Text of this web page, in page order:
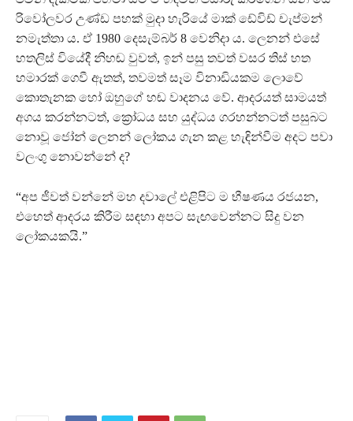
රිවෝලවර උණ්ඩ පහක් මුදා හැරියේ මාක් ඩේවිඩ් චැප්මන්
නමැත්තා ය. ඒ 1980 දෙසැම්බර් 8 වෙනිදා ය. ලෙනන් එසේ
හතලිස් වියේදී නිහඬ වුවත්, ඉන් පසු තවත් වසර තිස් හත
හමාරක් ගෙවී ඇතත්, තවමත් සෑම විනාඩියකම ලොවේ
කොතැනක හෝ ඔහුගේ හඬ වාදනය වේ. ආදරයත් සාමයත්
අගය කරන්නටත්, ක්‍රෝධය සහ යුද්ධය ගරහන්නටත් පසුබට
නොවූ ජෝන් ලෙනන් ලෝකය ගැන කළ හැඳින්වීම අදට පවා
වලංගු නොවන්නේ ද?
“අප ජීවත් වන්නේ මහ දවාලේ එළිපිට ම භීෂණය රජයන,
එහෙත් ආදරය කිරීම සඳහා අපට සැඟවෙන්නට සිදු වන
ලෝකයකයි.”